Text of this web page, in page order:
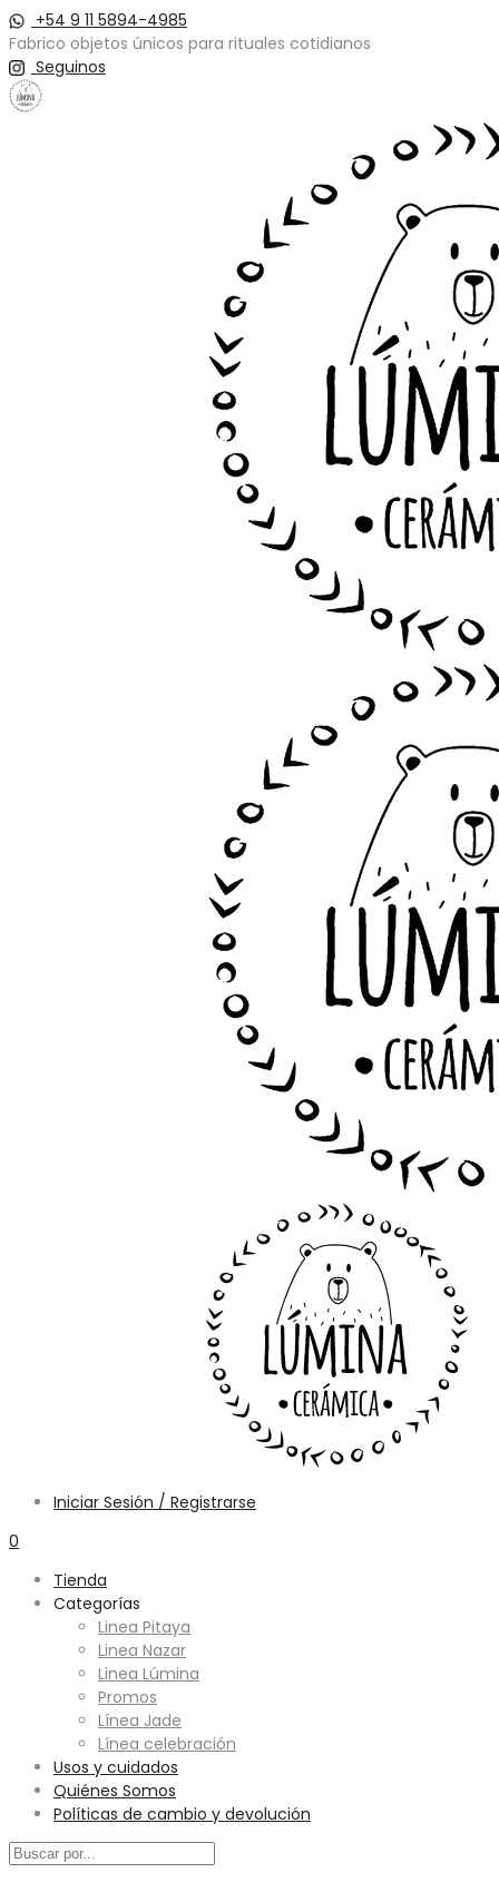
+54 9 11 5894-4985
Fabrico objetos únicos para rituales cotidianos
Seguinos
Iniciar Sesión / Registrarse
0
Tienda
Categorías
Linea Pitaya
Linea Nazar
Linea Lúmina
Promos
Línea Jade
Línea celebración
Usos y cuidados
Quiénes Somos
Políticas de cambio y devolución